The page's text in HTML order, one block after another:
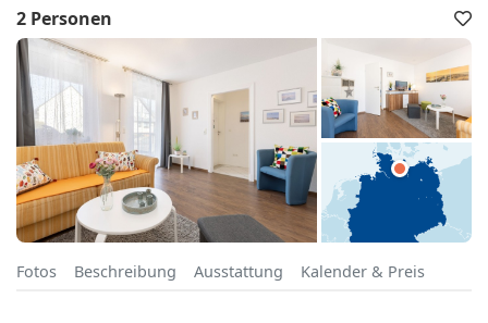
2 Personen
Fotos Beschreibung Ausstattung Kalender & Preis